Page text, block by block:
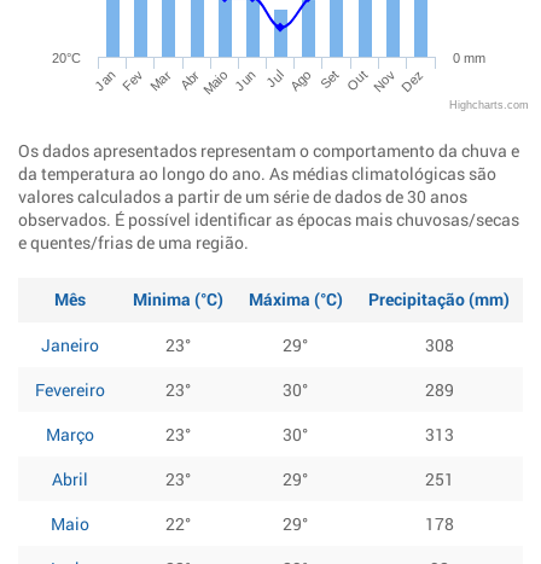
Jan Fev Mar AbrMaio Jun Jul Ago Set OutNov Dez
20°C 0 mm
Highcharts.com
Os dados apresentados representam o comportamento da chuva e
da temperatura ao longo do ano. As médias climatológicas são
valores calculados a partir de um série de dados de 30 anos
observados. É possível identificar as épocas mais chuvosas/secas
e quentes/frias de uma região.
Mês Minima (°C) Máxima (°C)
Precipitação (mm)
Janeiro
23° 29°
308
Fevereiro
23° 30°
289
Março
23° 30°
313
Abril
23° 29°
251
Maio
22° 29°
178